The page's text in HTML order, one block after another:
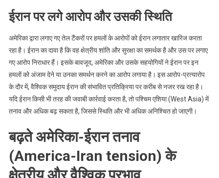
ईरान पर लगे आरोप और उसकी स्थिति
अमेरिका द्वारा लगाए गए तेल टैंकरों पर हमलों के आरोपों को ईरान लगातार खारिज करता
रहा है। ईरान का दावा है कि वह क्षेत्रीय शांति और सुरक्षा का समर्थक है और उस पर लगाए
गए आरोप निराधार हैं। इसके बावजूद, अमेरिका और उसके सहयोगियों ने ईरान पर इन
हमलों को अंजाम देने या उनका समर्थन करने का आरोप लगाया है। इस आरोप-प्रत्यारोप
के दौर में, वैश्विक समुदाय ईरान की संभावित प्रतिक्रिया पर करीब से नजर रख रहा है।
यदि ईरान किसी भी तरह की जवाबी कार्रवाई करता है, तो पश्चिम एशिया (West Asia) में
तनाव और अधिक बढ़ सकता है, जिससे स्थिति और भी अधिक अनिश्चित हो जाएगी।
बढ़ते अमेरिका-ईरान तनाव
(America-Iran tension) के